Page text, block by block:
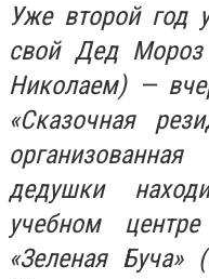
Уже второй год
свой Дед
Николаем) —
«Сказочная
дедушки
учебном
«Зеленая